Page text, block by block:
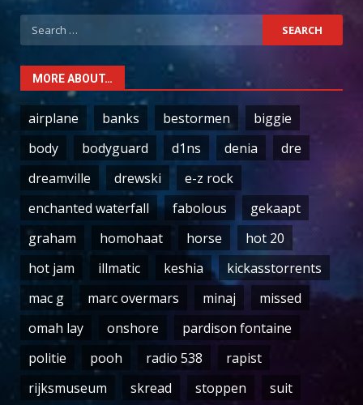
Search
for:
MORE ABOUT…
airplane banks bestormen
biggie
body
bodyguard d1ns denia
dre
dreamville
drewski
e-z rock
enchanted waterfall
fabolous
gekaapt
graham
homohaat horse
hot 20
hot jam
illmatic keshia
kickasstorrents
mac g
marc overmars minaj
missed
omah lay
onshore
pardison fontaine
politie
pooh radio 538
rapist
rijksmuseum
skread stoppen suit